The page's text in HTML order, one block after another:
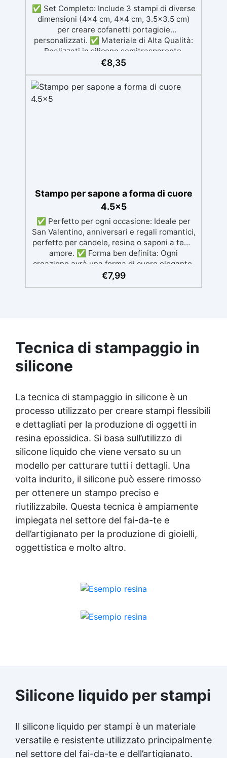
✅ Set Completo: Include 3 stampi di diverse
dimensioni (4x4 cm, 4x4 cm, 3.5x3.5 cm)
per creare cofanetti portagioie
personalizzati. ✅ Materiale di Alta Qualità:
Realizzati in silicone semitrasparente,
resistenti e riutilizzabili. ✅ Facili da Usare e
l'estrazione e la manutenzione. ✅
Resistenza Termica: Resistenti a
temperature da -40°C a +210°C, ideali per
€8,35
Stampo per sapone a forma di cuore
4.5x5
✅ Perfetto per ogni occasione: Ideale per
San Valentino, anniversari e regali romantici,
perfetto per candele, resine o saponi a tema
amore. ✅ Forma ben definita: Ogni
creazione avrà una forma di cuore elegante,
aggiungendo un tocco romantico e raffinato.
intuitivo, garantendo risultati professionali
direttamente a casa tua.
€7,99
Tecnica di stampaggio in
silicone
La tecnica di stampaggio in silicone è un
processo utilizzato per creare stampi flessibili
e dettagliati per la produzione di oggetti in
resina epossidica. Si basa sull’utilizzo di
silicone liquido che viene versato su un
modello per catturare tutti i dettagli. Una
volta indurito, il silicone può essere rimosso
per ottenere un stampo preciso e
riutilizzabile. Questa tecnica è ampiamente
impiegata nel settore del fai-da-te e
dell’artigianato per la produzione di gioielli,
oggettistica e molto altro.
Silicone liquido per stampi
Il silicone liquido per stampi è un materiale
versatile e resistente utilizzato principalmente
nel settore del fai-da-te e dell’artigianato.